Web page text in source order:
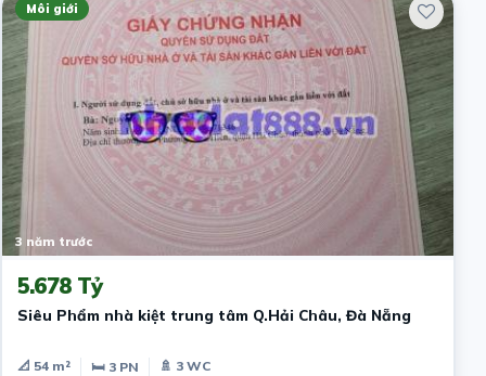
Môi giới
3 năm trước
5.678 Tỷ
Siêu Phẩm nhà kiệt trung tâm Q.Hải Châu, Đà Nẵng
📐 54 m² 🛏 3 PN
🚿 3 WC